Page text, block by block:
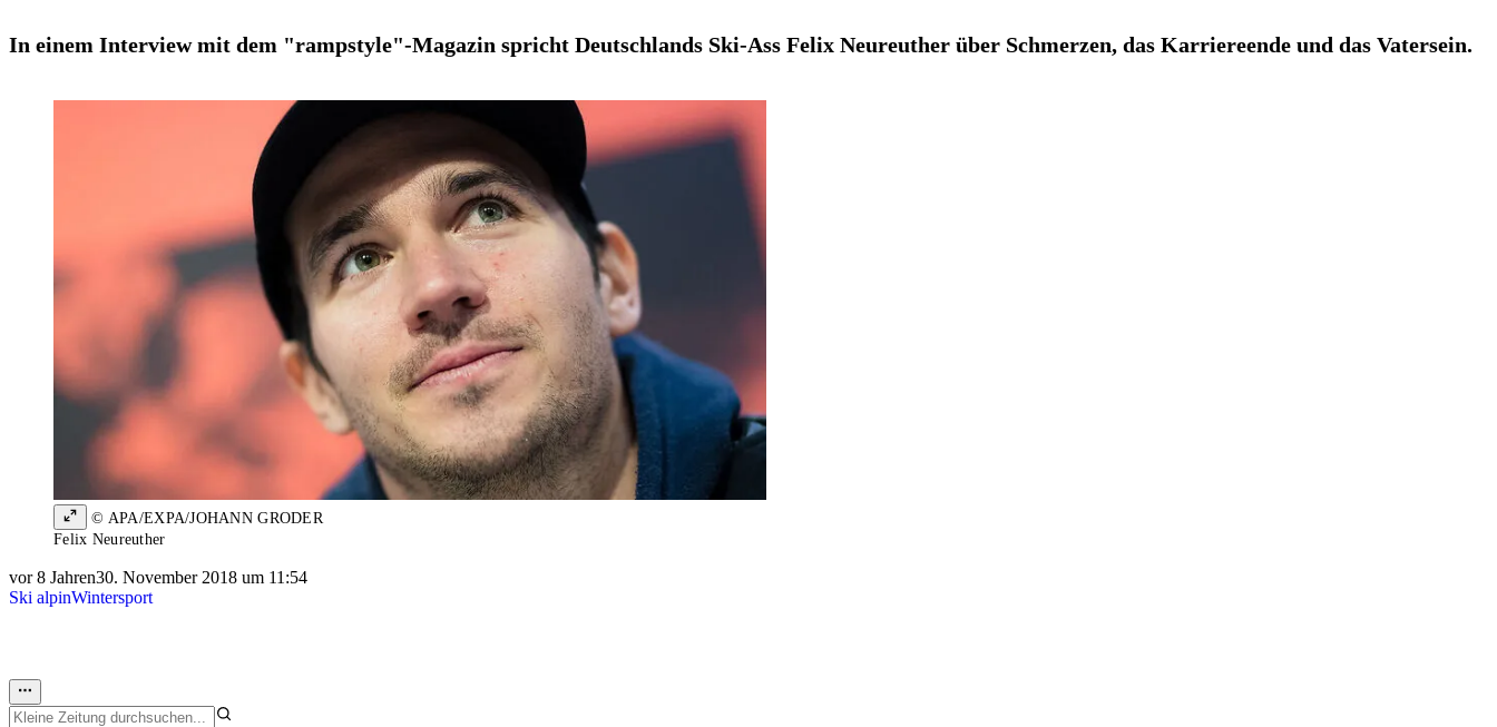
In einem Interview mit dem "rampstyle"-Magazin spricht Deutschlands Ski-Ass Felix Neureuther über Schmerzen, das Karriereende und das Vatersein.
© APA/EXPA/JOHANN GRODER
Felix Neureuther
vor 8 Jahren30. November 2018 um 11:54
Ski alpinWintersport